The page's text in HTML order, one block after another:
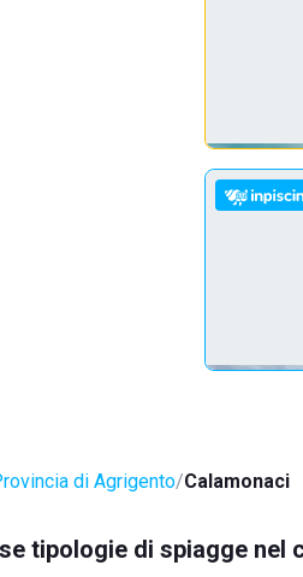
di Agrigento Calamonaci
tipologie di spiagge nel